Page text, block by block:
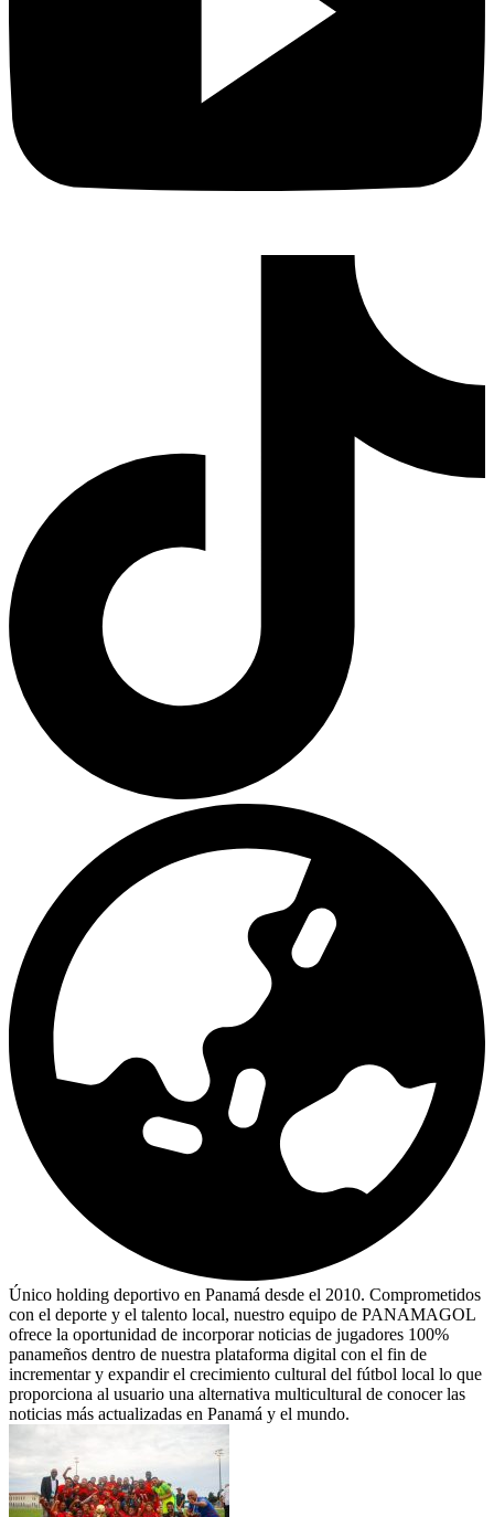
Único holding deportivo en Panamá desde el 2010. Comprometidos
con el deporte y el talento local, nuestro equipo de PANAMAGOL
ofrece la oportunidad de incorporar noticias de jugadores 100%
panameños dentro de nuestra plataforma digital con el fin de
incrementar y expandir el crecimiento cultural del fútbol local lo que
proporciona al usuario una alternativa multicultural de conocer las
noticias más actualizadas en Panamá y el mundo.